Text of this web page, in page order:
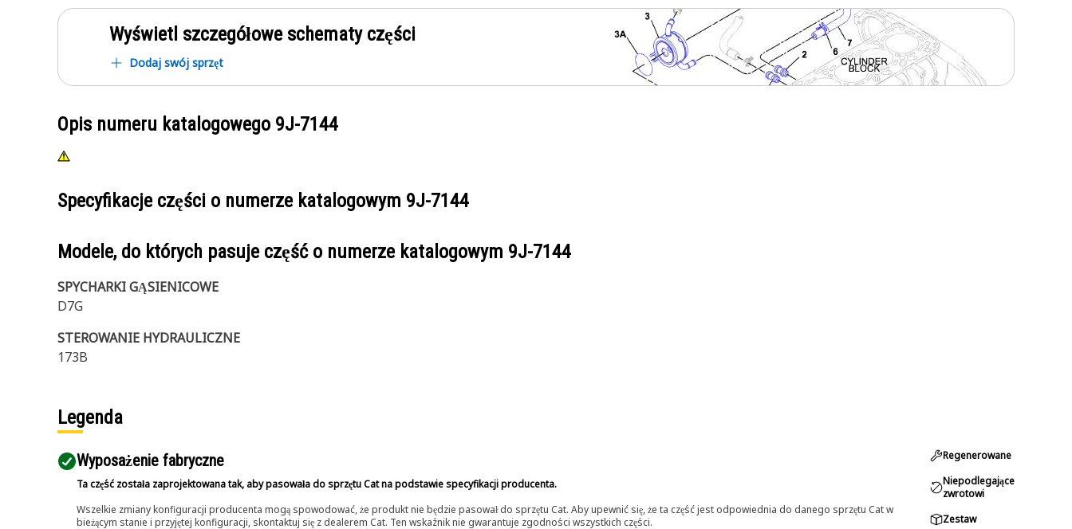
Wyświetl szczegółowe schematy części
Dodaj swój sprzęt
Opis numeru katalogowego 9J-7144
Specyfikacje części o numerze katalogowym 9J-7144
Modele, do których pasuje część o numerze katalogowym 9J-7144
SPYCHARKI GĄSIENICOWE
D7G
STEROWANIE HYDRAULICZNE
173B
Legenda
Wyposażenie fabryczne
Ta część została zaprojektowana tak, aby pasowała do sprzętu Cat na podstawie specyfikacji producenta.
Wszelkie zmiany konfiguracji producenta mogą spowodować, że produkt nie będzie pasował do sprzętu Cat. Aby upewnić się, że ta część jest odpowiednia do danego sprzętu Cat w
bieżącym stanie i przyjętej konfiguracji, skontaktuj się z dealerem Cat. Ten wskaźnik nie gwarantuje zgodności wszystkich części.
Regenerowane
Niepodlegające
zwrotowi
Zestaw